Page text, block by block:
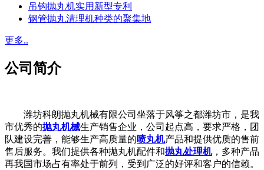
吊钩抛丸机实用新型专利
钢管抛丸清理机种类的聚集地
更多..
公司简介
潍坊科朗抛丸机械有限公司坐落于风筝之都潍坊市，是我
市优秀的抛丸机械生产销售企业，公司起点高，要求严格，团
队建设完善，能够生产高质量的喷丸机产品和提供优质的售前
售后服务。我们提供各种抛丸机配件和抛丸处理机，多种产品
再我国市场占有率处于前列，受到广泛的好评和客户的信赖。